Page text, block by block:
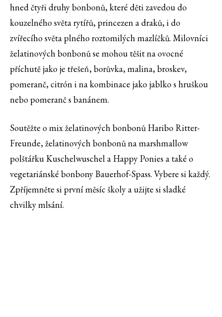
hned čtyři druhy bonbonů, které děti zavedou do
kouzelného světa rytířů, princezen a draků, i do
zvířecího světa plného roztomilých mazlíčků. Milovníci
želatinových bonbonů se mohou těšit na ovocné
příchutě jako je třešeň, borůvka, malina, broskev,
pomeranč, citrón i na kombinace jako jablko s hruškou
nebo pomeranč s banánem.
Soutěžte o mix želatinových bonbonů Haribo Ritter-
Freunde, želatinových bonbonů na marshmallow
polštářku Kuschelwuschel a Happy Ponies a také o
vegetariánské bonbony Bauerhof-Spass. Vybere si každý.
Zpříjemněte si první měsíc školy a užijte si sladké
chvilky mlsání.